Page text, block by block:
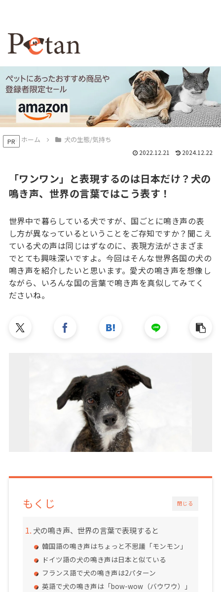
PR ホーム 犬の生態/気持ち
「ワンワン」と表現するのは日本だけ？犬の
鳴き声、世界の言葉ではこう表す！
2022.12.21 2024.12.22
世界中で暮らしている犬ですが、国ごとに鳴き声の表
し方が異なっているということをご存知ですか？聞こえ
ている犬の声は同じはずなのに、表現方法がさまざま
でとても興味深いですよ。今回はそんな世界各国の犬の
鳴き声を紹介したいと思います。愛犬の鳴き声を想像し
ながら、いろんな国の言葉で鳴き声を真似してみてく
ださいね。
閉じる
もくじ
犬の鳴き声、世界の言葉で表現すると
韓国語の鳴き声はちょっと不思議「モンモン」
ドイツ語の犬の鳴き声は日本と似ている
フランス語で犬の鳴き声は2パターン
英語で犬の鳴き声は「bow-wow（バウワウ）」